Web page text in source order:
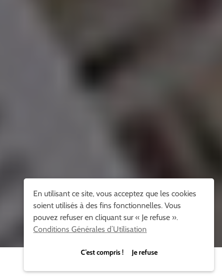
En utilisant ce site, vous acceptez que les cookies
soient utilisés à des fins fonctionnelles. Vous
pouvez refuser en cliquant sur « Je refuse ».
Conditions Générales d’Utilisation
C’est compris ! Je refuse